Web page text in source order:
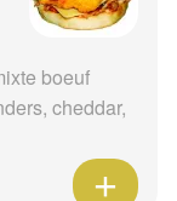
boeuf
cheddar,